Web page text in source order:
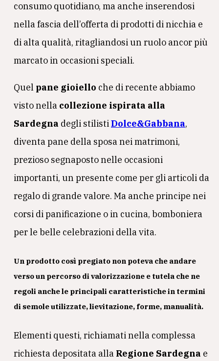
consumo quotidiano, ma anche inserendosi
nella fascia dell’offerta di prodotti di nicchia e
di alta qualità, ritagliandosi un ruolo ancor più
marcato in occasioni speciali.
Quel pane gioiello che di recente abbiamo
visto nella collezione ispirata alla
Sardegna degli stilistiDolce&Gabbana,
diventa pane della sposa nei matrimoni,
prezioso segnaposto nelle occasioni
importanti, un presente come per gli articoli da
regalo di grande valore. Ma anche principe nei
corsi di panificazione o in cucina, bomboniera
per le belle celebrazioni della vita.
Un prodotto così pregiato non poteva che andare
verso un percorso di valorizzazione e tutela che ne
regoli anche le principali caratteristiche in termini
di semole utilizzate, lievitazione, forme, manualità.
Elementi questi, richiamati nella complessa
richiesta depositata alla Regione Sardegna e